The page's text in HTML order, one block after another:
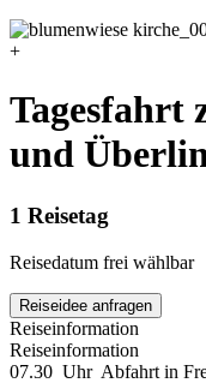
+
Tagesfahrt
und
1 Reisetag
Reisedatum frei wählbar
Reiseinformation
Reiseinformation
07.30 Uhr Abfahrt in